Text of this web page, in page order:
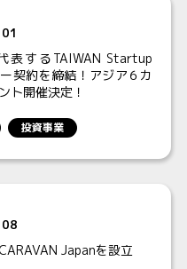
表するTAIWAN Startup
契約を締結！アジア６カ
ト開催決定！
投資事業
Japanを設立